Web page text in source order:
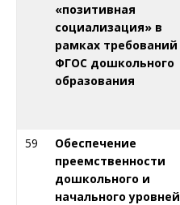
«позитивная
социализация» в
рамках требований
ФГОС дошкольного
образования
59
Обеспечение
преемственности
дошкольного и
начального уровней